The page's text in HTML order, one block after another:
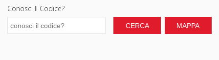
Conosci Il Codice?